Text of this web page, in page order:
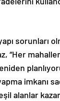
sorunları
“Her
imkanı
alanlar